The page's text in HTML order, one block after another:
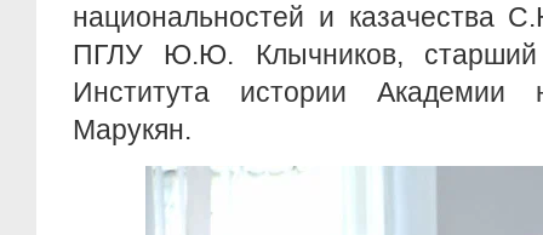
национальностей и казачества
ПГЛУ Ю.Ю. Клычников, старший
Института истории
Марукян.